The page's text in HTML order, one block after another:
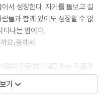
서 성장한다. 자기를 돌보고 길
들과 함께 있어도 성장할 수 없
타나는 법이다.
요」중에서
의 전문성을 입증하는 지표가
게 결핍된 경력자들이 너무나 많
못하는 사람도 많다. 이런 사람
기